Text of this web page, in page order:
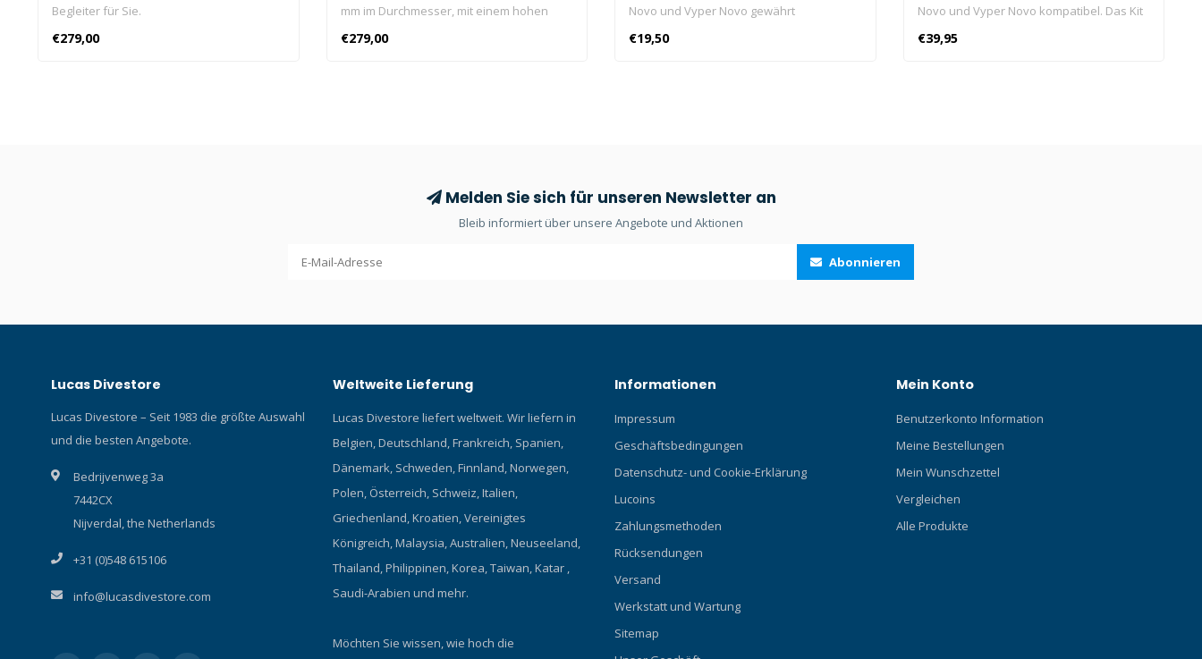
Begleiter für Sie.
€279,00
mm im Durchmesser, mit einem hohen
Kontrastbildschirm mit einem
Durchmesser von 37 mm.
€279,00
Novo und Vyper Novo gewährt
Kratzschutz, ohne die Ablesbarkeit
einzuschränken.
€19,50
Novo und Vyper Novo kompatibel. Das Kit
enthält den Riemen und den Federsteg
zum Befestigen.
€39,95
Melden Sie sich für unseren Newsletter an
Bleib informiert über unsere Angebote und Aktionen
Abonnieren
Lucas Divestore
Lucas Divestore – Seit 1983 die größte Auswahl
und die besten Angebote.
Bedrijvenweg 3a
7442CX
Nijverdal, the Netherlands
+31 (0)548 615106
info@lucasdivestore.com
Weltweite Lieferung
Lucas Divestore liefert weltweit. Wir liefern in
Belgien, Deutschland, Frankreich, Spanien,
Dänemark, Schweden, Finnland, Norwegen,
Polen, Österreich, Schweiz, Italien,
Griechenland, Kroatien, Vereinigtes
Königreich, Malaysia, Australien, Neuseeland,
Thailand, Philippinen, Korea, Taiwan, Katar ,
Saudi-Arabien und mehr.
Möchten Sie wissen, wie hoch die
Informationen
Impressum
Geschäftsbedingungen
Datenschutz- und Cookie-Erklärung
Lucoins
Zahlungsmethoden
Rücksendungen
Versand
Werkstatt und Wartung
Sitemap
Mein Konto
Benutzerkonto Information
Meine Bestellungen
Mein Wunschzettel
Vergleichen
Alle Produkte